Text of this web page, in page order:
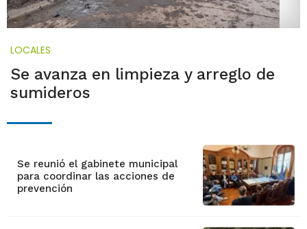
LOCALES
Se avanza en limpieza y arreglo de
sumideros
Se reunió el gabinete municipal
para coordinar las acciones de
prevención